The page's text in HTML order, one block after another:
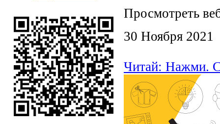
Просмотреть
30 Ноября 2021
Читай: Нажми.